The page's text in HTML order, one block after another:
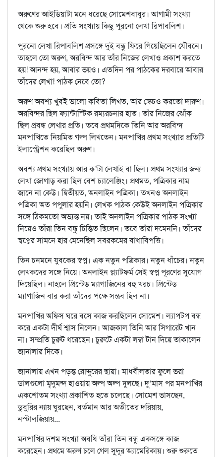
অরুণের আইডিয়াটা মনে ধরেছে সোমেশবাবুর। আগামী সংখ্যা
থেকে শুরু হবে। প্রতি সংখ্যায় কিছু পুরনো লেখা রিপাবলিশ।
পুরনো লেখা রিপাবলিশ প্রসঙ্গে দুই বন্ধু ফিরে গিয়েছিলেন যৌবনে।
তাহলে তো অরুণ, অরবিন্দ আর তাঁর নিজের লেখাও প্রকাশ করতে
হয়! আনন্দ হয়, আবার ভয়ও। এতদিন পর পাঠকের দরবারে আবার
তাঁদের লেখা! পাঠক নেবে তো?
অরুণ অবশ্য খুবই ভালো কবিতা লিখত, আর স্কেচও করতো দারুণ।
অরবিন্দর ছিল ফ্যান্টাস্টিক রম্যরচনার হাত। তাঁর নিজের ঝোঁক
ছিল প্রবন্ধ লেখার প্রতি। তবে প্রথমদিকে তিনি আর অরবিন্দ
মনপাখিতে নিয়মিত গল্প লিখতেন। মনপাখির প্রথম সংখ্যার প্রতিটি
ইলাস্ট্রেশন করেছিল অরুণ।
অবশ্য প্রথম সংখ্যায় আর ক’টা লেখাই বা ছিল। প্রথম সংখ্যার জন্য
লেখা জোগাড় করা ছিল বেশ চ্যালেঞ্জিং। প্রথমত, পত্রিকার নাম
জানে না কেউ। দ্বিতীয়ত, অনলাইন পত্রিকা। তখনও অনলাইন
পত্রিকা অত পপুলার হয়নি। লেখক পাঠক কেউই অনলাইন পত্রিকার
সঙ্গে ঠিকমতো অভ্যস্ত নয়। তাই অনলাইন পত্রিকার পাঠক সংখ্যা
নিয়েও তাঁরা তিন বন্ধু চিন্তিত ছিলেন। তবে তাঁরা দমেননি। তাঁদের
স্বপ্নের সামনে হার মেনেছিল সবরকমের বাধাবিপত্তি।
তিন চনমনে যুবকের স্বপ্ন। এক নতুন পত্রিকার। নতুন ধাঁচের। নতুন
লেখকদের সঙ্গে নিয়ে। অনলাইন প্ল্যাটফর্ম সেই স্বপ্ন পূরণের সুযোগ
দিয়েছিল। নাহলে প্রিন্টেড ম্যাগাজিনের বহু খরচ। প্রিন্টেড
ম্যাগাজিন বার করা তাঁদের পক্ষে সম্ভব ছিল না।
মনপাখির অফিস ঘরে বসে কাজ করছিলেন সোমেশ। ল্যাপটপ বন্ধ
করে একটা দীর্ঘ শ্বাস নিলেন। আজকাল তিনি আর সিগারেট খান
না। সম্প্রতি চুরুট ধরেছেন। চুরুটে একটা লম্বা টান দিয়ে তাকালেন
জানালার দিকে।
জানালায় এখন পড়ন্ত রোদ্দুরের ছায়া। মাধবীলতার ফুলে ভরা
ডালগুলো মৃদুমন্দ হাওয়ায় অল্প অল্প দুলছে। দু’মাস পর মনপাখির
একশোতম সংখ্যা প্রকাশিত হতে চলেছে। সোমেশ ভাসছেন,
ডুবুরির ন্যায় ঘুরছেন, বর্তমান আর অতীতের দরিয়ায়,
নস্টালজিয়ায়...
মনপাখির দশম সংখ্যা অবধি তাঁরা তিন বন্ধু একসঙ্গে কাজ
করেছেন। প্রথমে অরুণ চলে গেল সুদূর অ্যামেরিকায়। শুরু শুরুতে